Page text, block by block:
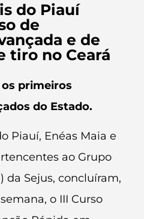
do Piauí
de
e de
tiro no Ceará
primeiros
do Estado.
Piauí, Enéas Maia e
ao Grupo
da Sejus, concluíram,
o III Curso